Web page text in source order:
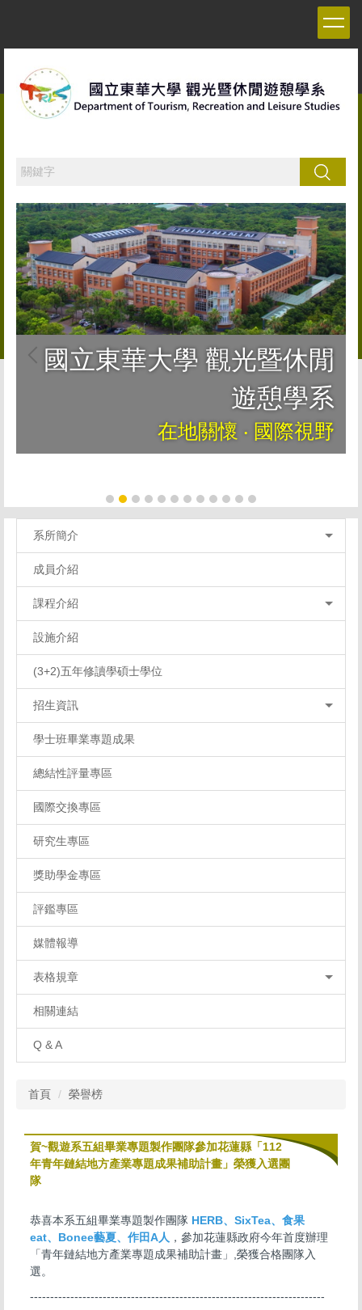
搜尋
國立東華大學 觀光暨休閒
遊憩學系
在地關懷 ‧ 國際視野
系所簡介
成員介紹
課程介紹
設施介紹
(3+2)五年修讀學碩士學位
招生資訊
學士班畢業專題成果
總結性評量專區
國際交換專區
研究生專區
獎助學金專區
評鑑專區
媒體報導
表格規章
相關連結
Q & A
首頁 榮譽榜
賀~觀遊系五組畢業專題製作團隊參加花蓮縣「112
年青年鏈結地方產業專題成果補助計畫」榮獲入選團
隊
恭喜本系五組畢業專題製作團隊 HERB、SixTea、食果
eat、Bonee藝夏、作田A人 ，參加花蓮縣政府今年首度辦理
「青年鏈結地方產業專題成果補助計畫」,榮獲合格團隊入
選。
-------------------------------------------------------------------------